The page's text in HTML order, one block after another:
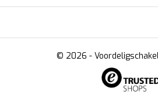
© 2026 -